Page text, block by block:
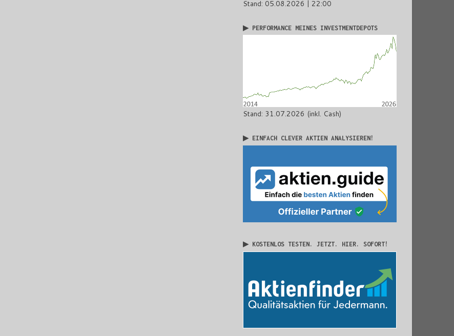
Stand: 05.08.2026 | 22:00
▶ PERFORMANCE MEINES INVESTMENTDEPOTS
Stand: 31.07.2026 (inkl. Cash)
▶ EINFACH CLEVER AKTIEN ANALYSIEREN!
▶ KOSTENLOS TESTEN. JETZT. HIER. SOFORT!